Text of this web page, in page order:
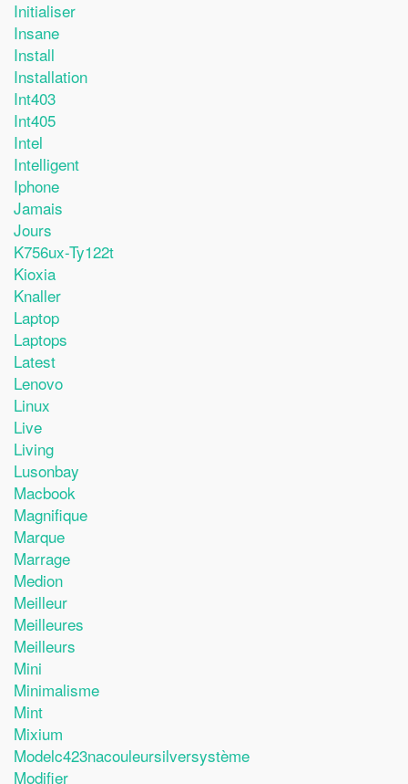
Initialiser
Insane
Install
Installation
Int403
Int405
Intel
Intelligent
Iphone
Jamais
Jours
K756ux-Ty122t
Kioxia
Knaller
Laptop
Laptops
Latest
Lenovo
Linux
Live
Living
Lusonbay
Macbook
Magnifique
Marque
Marrage
Medion
Meilleur
Meilleures
Meilleurs
Mini
Minimalisme
Mint
Mixium
Modelc423nacouleursilversystème
Modifier